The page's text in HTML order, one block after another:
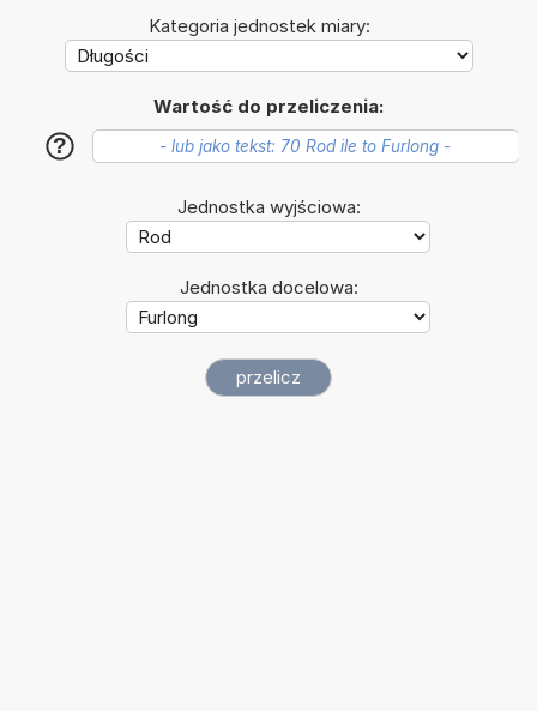
Kategoria jednostek miary:
Wartość do przeliczenia:
?
Jednostka wyjściowa:
Jednostka docelowa: